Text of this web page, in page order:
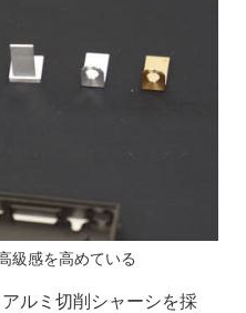
級感を高めている
ルミ切削シャーシを採